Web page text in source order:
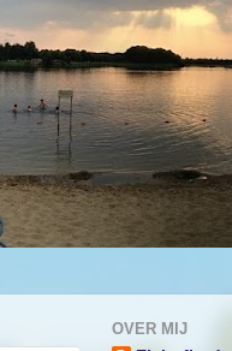
OVER MIJ